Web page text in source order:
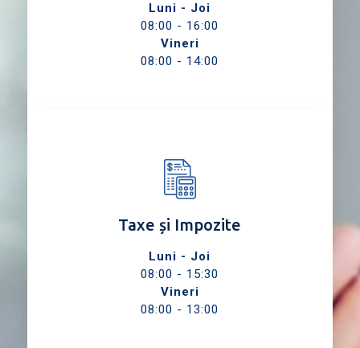
Luni - Joi
08:00 - 16:00
Vineri
08:00 - 14:00
Taxe și Impozite
Luni - Joi
08:00 - 15:30
Vineri
08:00 - 13:00